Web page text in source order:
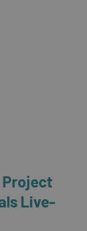
Project
Live-